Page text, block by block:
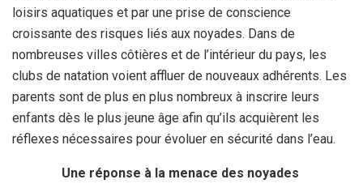
loisirs aquatiques et par une prise de conscience
croissante des risques liés aux noyades. Dans de
nombreuses villes côtières et de l’intérieur du pays, les
clubs de natation voient affluer de nouveaux adhérents. Les
parents sont de plus en plus nombreux à inscrire leurs
enfants dès le plus jeune âge afin qu’ils acquièrent les
réflexes nécessaires pour évoluer en sécurité dans l’eau.
Une réponse à la menace des noyades